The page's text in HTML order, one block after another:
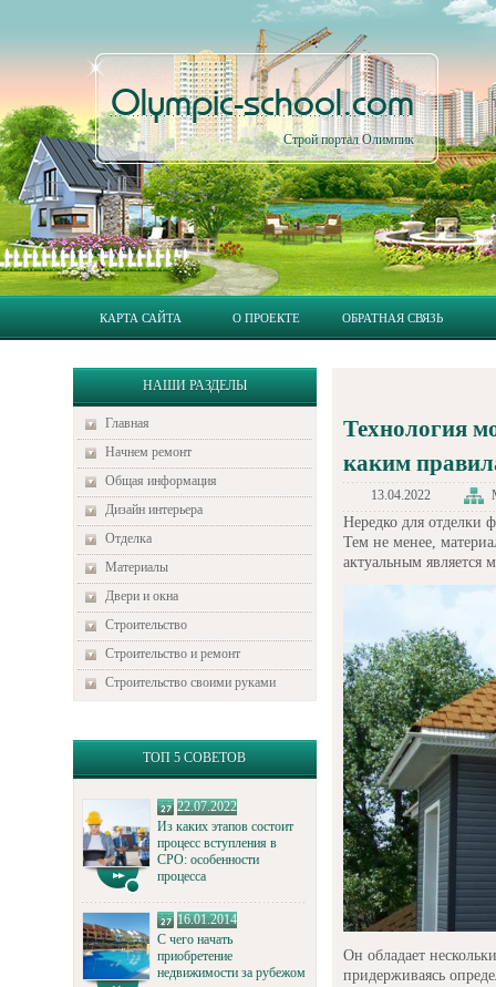
Olympic-school.com
Строй портал Олимпик
КАРТА САЙТА О ПРОЕКТЕ ОБРАТНАЯ СВЯЗЬ
НАШИ РАЗДЕЛЫ
Главная
Начнем ремонт
Общая информация
Дизайн интерьера
Отделка
Материалы
Двери и окна
Строительство
Строительство и ремонт
Строительство своими руками
ТОП 5 СОВЕТОВ
22.07.2022
Из каких этапов состоит
процесс вступления в
СРО: особенности
процесса
16.01.2014
С чего начать
приобретение
недвижимости за рубежом
Технология
каким
13.04.2022
Нередко для отделки
Тем не менее,
актуальным является
Он обладает
придерживаясь